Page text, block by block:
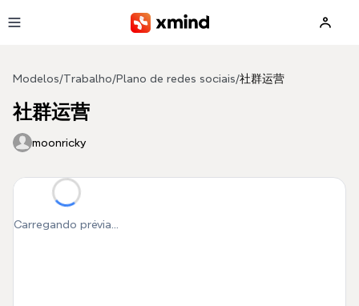
Modelos/Trabalho/Plano de redes sociais/社群运营
社群运营
moonricky
Carregando prévia...